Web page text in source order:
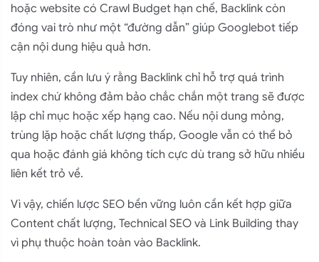
hoặc website có Crawl Budget hạn chế, Backlink còn
đóng vai trò như một “đường dẫn” giúp Googlebot tiếp
cận nội dung hiệu quả hơn.
Tuy nhiên, cần lưu ý rằng Backlink chỉ hỗ trợ quá trình
index chứ không đảm bảo chắc chắn một trang sẽ được
lập chỉ mục hoặc xếp hạng cao. Nếu nội dung mỏng,
trùng lặp hoặc chất lượng thấp, Google vẫn có thể bỏ
qua hoặc đánh giá không tích cực dù trang sở hữu nhiều
liên kết trỏ về.
Vì vậy, chiến lược SEO bền vững luôn cần kết hợp giữa
Content chất lượng, Technical SEO và Link Building thay
vì phụ thuộc hoàn toàn vào Backlink.